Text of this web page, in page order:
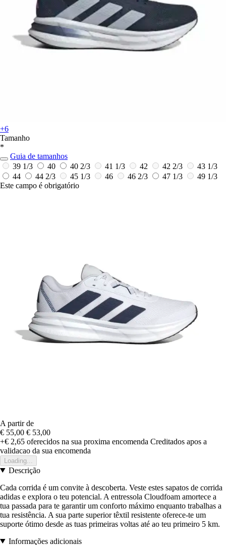
+6
Tamanho
*
Guia de tamanhos
39 1/3
40 40 2/3 41 1/3 42 42 2/3
43 1/3
44
44 2/3 45 1/3 46 46 2/3 47 1/3
49 1/3
Este campo é obrigatório
A partir de
€ 55,00 € 53,00
+€ 2,65 oferecidos na sua proxima encomenda Creditados apos a
validacao da sua encomenda
Loading...
Descrição
Cada corrida é um convite à descoberta. Veste estes sapatos de corrida
adidas e explora o teu potencial. A entressola Cloudfoam amortece a
tua passada para te garantir um conforto máximo enquanto trabalhas a
tua resistência. A sua parte superior têxtil resistente oferece-te um
suporte ótimo desde as tuas primeiras voltas até ao teu primeiro 5 km.
Informações adicionais